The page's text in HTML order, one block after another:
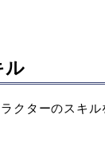
ル
クターのスキル